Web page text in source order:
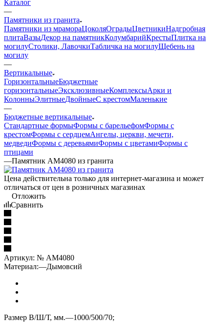
Каталог
—
Памятники из гранита
Памятники из мрамораЦоколяОградыЦветникиНадгробная
плитаВазыДекор на памятникКолумбарийКрестыПлитка на
могилуСтолики, ЛавочкиТабличка на могилуЩебень на
могилу
—
Вертикальные
ГоризонтальныеБюджетные
горизонтальныеЭксклюзивныеКомплексыАрки и
КолонныЭлитныеДвойныеС крестомМаленькие
—
Бюджетные вертикальные
Стандартные формыФормы с барельефомФормы с
крестомФормы с сердцемАнгелы, церкви, мечети,
медведиФормы с деревьямиФормы с цветамиФормы с
птицами
—Памятник AM4080 из гранита
Цена действительна только для интернет-магазина и может
отличаться от цен в розничных магазинах
Отложить
Сравнить
Артикул: № AM4080
Материал:—Дымовсий
Размер В/Ш/Т, мм.—1000/500/70;